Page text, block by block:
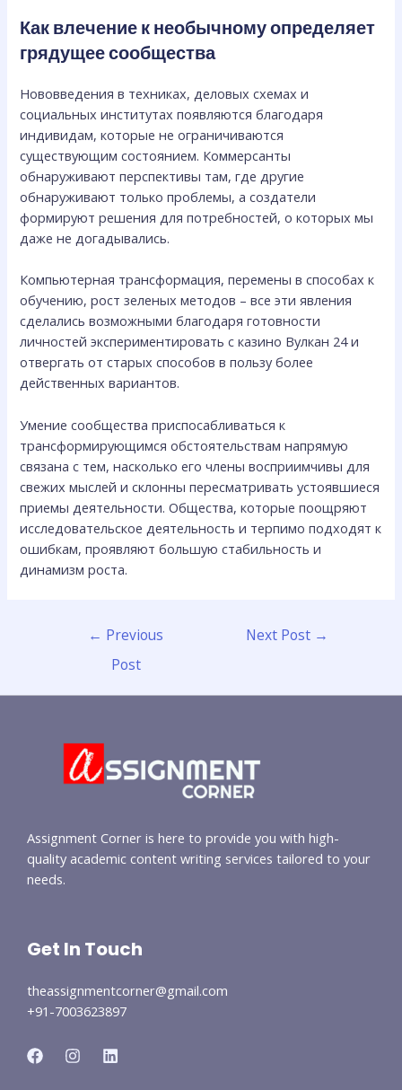
Как влечение к необычному определяет
грядущее сообщества
Нововведения в техниках, деловых схемах и
социальных институтах появляются благодаря
индивидам, которые не ограничиваются
существующим состоянием. Коммерсанты
обнаруживают перспективы там, где другие
обнаруживают только проблемы, а создатели
формируют решения для потребностей, о которых мы
даже не догадывались.
Компьютерная трансформация, перемены в способах к
обучению, рост зеленых методов – все эти явления
сделались возможными благодаря готовности
личностей экспериментировать с казино Вулкан 24 и
отвергать от старых способов в пользу более
действенных вариантов.
Умение сообщества приспосабливаться к
трансформирующимся обстоятельствам напрямую
связана с тем, насколько его члены восприимчивы для
свежих мыслей и склонны пересматривать устоявшиеся
приемы деятельности. Общества, которые поощряют
исследовательское деятельность и терпимо подходят к
ошибкам, проявляют большую стабильность и
динамизм роста.
← Previous
Post
Next Post →
Assignment Corner is here to provide you with high-
quality academic content writing services tailored to your
needs.
Get In Touch
theassignmentcorner@gmail.com
+91-7003623897